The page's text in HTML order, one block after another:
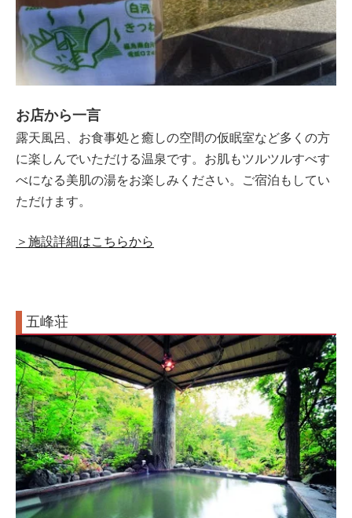
お店から一言
露天風呂、お食事処と癒しの空間の仮眠室など多くの方
に楽しんでいただける温泉です。お肌もツルツルすべす
べになる美肌の湯をお楽しみください。ご宿泊もしてい
ただけます。
＞施設詳細はこちらから
五峰荘